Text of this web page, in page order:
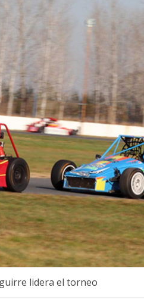
lidera el torneo